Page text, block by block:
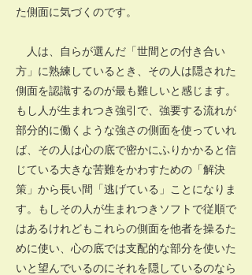
た側面に気づくのです。
人は、自らが選んだ「世間との付き合い
方」に熟練しているとき、その人は隠された
側面を認識するのが最も難しいと感じます。
もし人が生まれつき強引で、強要する流れが
部分的に働くような強さの側面を使っていれ
ば、その人は心の底で密かにふりかかると信
じている大きな苦難をかわすための「解決
策」から長い間「逃げている」ことになりま
す。もしその人が生まれつきソフトで従順で
はあるけれどもこれらの側面を他者を操るた
めに使い、心の底では支配的な部分を使いた
いと望んでいるのにそれを隠しているのなら